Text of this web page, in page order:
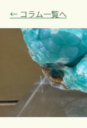
← コラム一覧へ